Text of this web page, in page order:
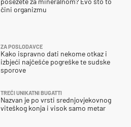
ZA POSLODAVCE
Kako ispravno dati nekome otkaz i
izbjeći najčešće pogreške te sudske
sporove
TREĆI UNIKATNI BUGATTI
Nazvan je po vrsti srednjovjekovnog
viteškog konja i visok samo metar
čini organizmu